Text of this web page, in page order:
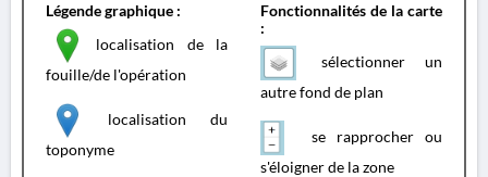
Légende graphique :
localisation de la
fouille/de l'opération
localisation du
toponyme
Fonctionnalités de la carte
:
sélectionner un
autre fond de plan
se rapprocher ou
s'éloigner de la zone